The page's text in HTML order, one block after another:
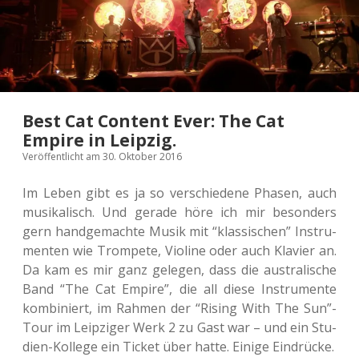
Best Cat Content Ever: The Cat
Empire in Leipzig.
Veröffentlicht am 30. Oktober 2016
Im Leben gibt es ja so ver­schie­de­ne Phasen, auch
musi­ka­lisch. Und gerade höre ich mir beson­ders
gern hand­ge­mach­te Musik mit “klas­si­schen” Instru­
men­ten wie Trom­pe­te, Vio­li­ne oder auch Kla­vier an.
Da kam es mir ganz gele­gen, dass die aus­tra­li­sche
Band “The Cat Empire”, die all diese Instru­men­te
kom­bi­niert, im Rahmen der “Rising With The Sun”-
Tour im Leip­zi­ger Werk 2 zu Gast war – und ein Stu­
di­en-Kol­le­ge ein Ticket über hatte. Einige Eindrücke.